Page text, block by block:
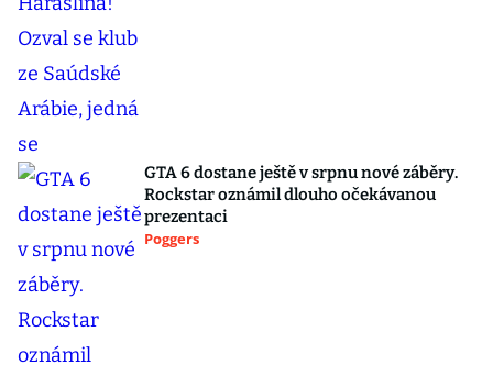
GTA 6 dostane ještě v srpnu nové záběry.
Rockstar oznámil dlouho očekávanou
prezentaci
Poggers